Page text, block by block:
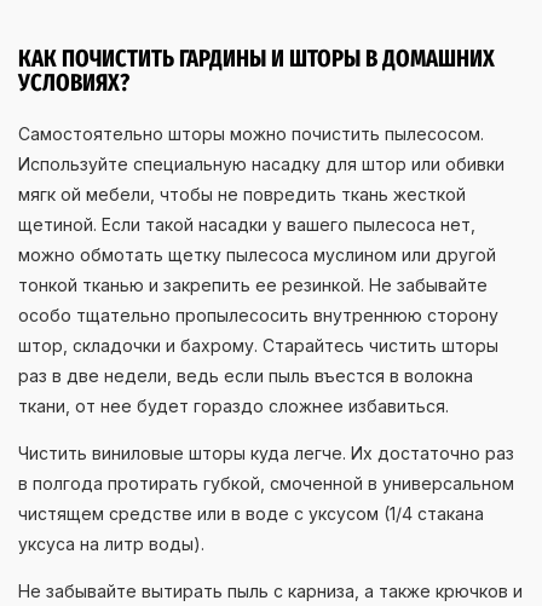
КАК ПОЧИСТИТЬ ГАРДИНЫ И ШТОРЫ В ДОМАШНИХ
УСЛОВИЯХ?
Самостоятельно шторы можно почистить пылесосом.
Используйте специальную насадку для штор или обивки
мягк ой мебели, чтобы не повредить ткань жесткой
щетиной. Если такой насадки у вашего пылесоса нет,
можно обмотать щетку пылесоса муслином или другой
тонкой тканью и закрепить ее резинкой. Не забывайте
особо тщательно пропылесосить внутреннюю сторону
штор, складочки и бахрому. Старайтесь чистить шторы
раз в две недели, ведь если пыль въестся в волокна
ткани, от нее будет гораздо сложнее избавиться.
Чистить виниловые шторы куда легче. Их достаточно раз
в полгода протирать губкой, смоченной в универсальном
чистящем средстве или в воде с уксусом (1/4 стакана
уксуса на литр воды).
Не забывайте вытирать пыль с карниза, а также крючков и